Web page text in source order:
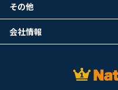
その他
会社情報